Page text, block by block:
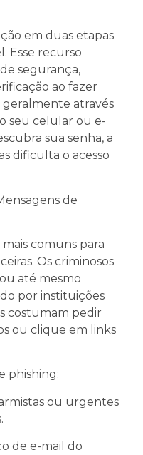
em duas etapas
Esse recurso
segurança,
ao fazer
geralmente através
seu celular ou e-
sua senha, a
dificulta o acesso
de
comuns para
Os criminosos
até mesmo
por instituições
costumam pedir
ou clique em links
phishing:
ou urgentes
de e-mail do